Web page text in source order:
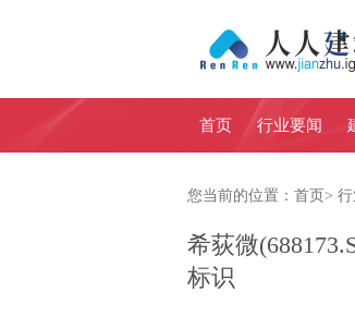
首页 行业要闻
您当前的位置： 首页 >
希荻微
标识